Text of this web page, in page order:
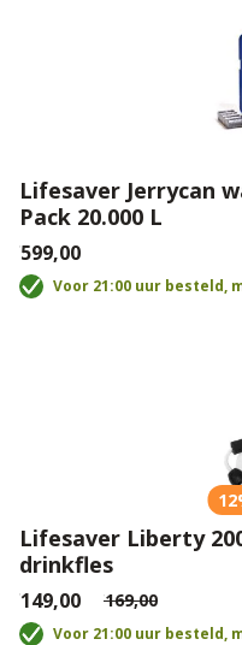
Lifesaver Jerrycan
Pack 20.000 L
€599,00
Voor 21:00 uur besteld,
Lifesaver Liberty
drinkfles
€149,00 €169,00
Voor 21:00 uur besteld,